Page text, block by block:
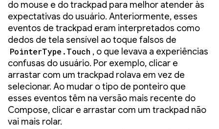
do mouse e do trackpad para melhor atender às
expectativas do usuário. Anteriormente, esses
eventos de trackpad eram interpretados como
dedos de tela sensível ao toque falsos de
PointerType.Touch , o que levava a experiências
confusas do usuário. Por exemplo, clicar e
arrastar com um trackpad rolava em vez de
selecionar. Ao mudar o tipo de ponteiro que
esses eventos têm na versão mais recente do
Compose, clicar e arrastar com um trackpad não
vai mais rolar.